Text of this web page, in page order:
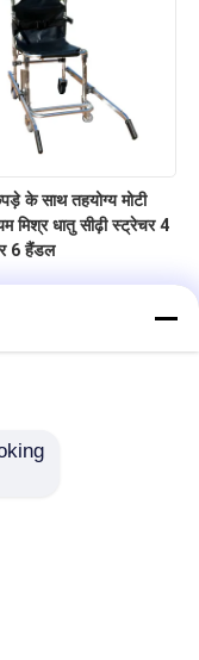
के साथ तहयोग्य मोटी
मिश्र धातु सीढ़ी स्ट्रेचर 4
6 हैंडल